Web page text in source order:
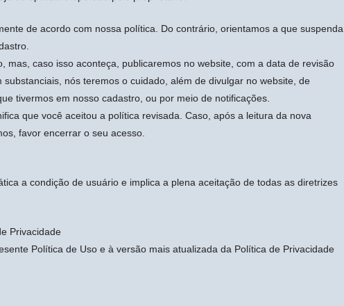
de acordo com nossa política. Do contrário, orientamos a que suspenda
mas, caso isso aconteça, publicaremos no website, com a data de revisão
nós teremos o cuidado, além de divulgar no website, de
tivermos em nosso cadastro, ou por meio de notificações.
que você aceitou a política revisada. Caso, após a leitura da nova
favor encerrar o seu acesso.
a condição de usuário e implica a plena aceitação de todas as diretrizes
Privacidade
Política de Uso e à versão mais atualizada da Política de Privacidade